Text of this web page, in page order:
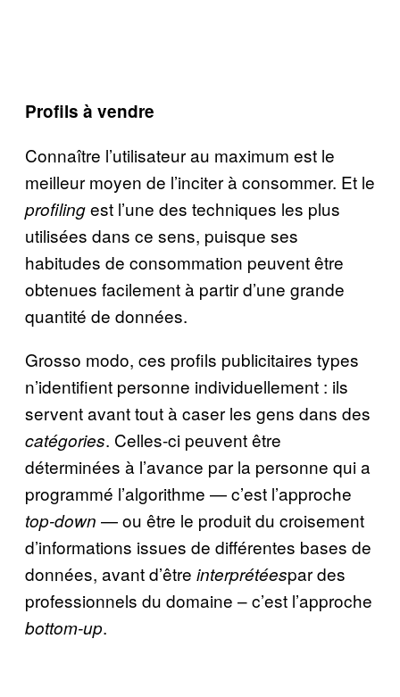
Profils à vendre
Connaître l’utilisateur au maximum est le
meilleur moyen de l’inciter à consommer. Et le
profilingest l’une des techniques les plus
utilisées dans ce sens, puisque ses
habitudes de consommation peuvent être
obtenues facilement à partir d’une grande
quantité de données.
Grosso modo, ces profils publicitaires types
n’identifient personne individuellement : ils
servent avant tout à caser les gens dans des
catégories. Celles-ci peuvent être
déterminées à l’avance par la personne qui a
programmé l’algorithme — c’est l’approche
top-down — ou être le produit du croisement
d’informations issues de différentes bases de
données, avant d’être interprétéespar des
professionnels du domaine – c’est l’approche
bottom-up.